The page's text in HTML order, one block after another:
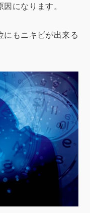
になります。
にもニキビが出来る